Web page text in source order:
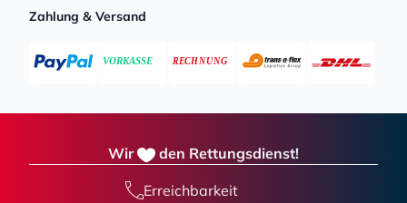
Zahlung & Versand
Wir den Rettungsdienst!
Erreichbarkeit